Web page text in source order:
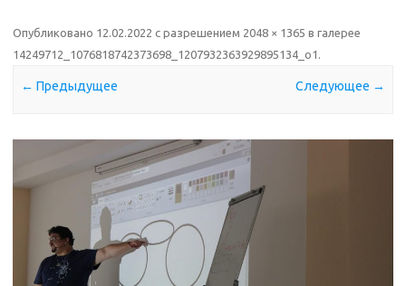
Опубликовано 12.02.2022 с разрешением 2048 × 1365 в галерее
14249712_1076818742373698_1207932363929895134_o1 .
← Предыдущее Следующее →